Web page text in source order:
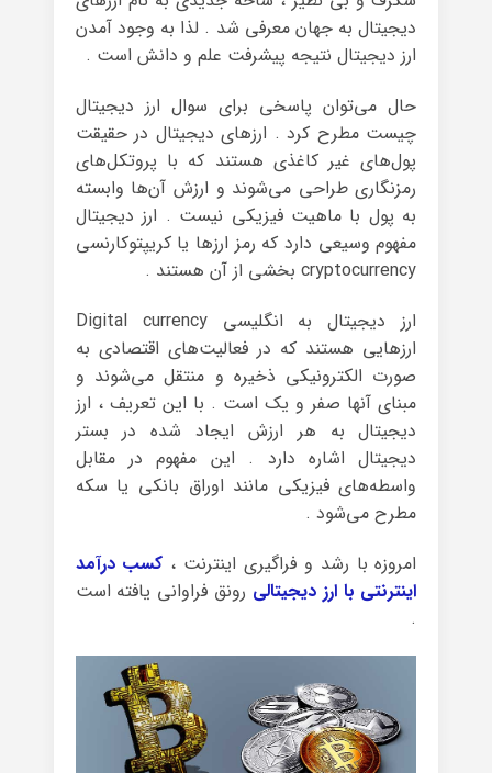
دیجیتال به جهان معرفی شد . لذا به وجود آمدن
ارز دیجیتال نتیجه پیشرفت علم و دانش است .
حال می‌توان پاسخی برای سوال ارز دیجیتال
چیست مطرح کرد . ارزهای دیجیتال در حقیقت
پول‌های غیر کاغذی هستند که با پروتکل‌های
رمزنگاری طراحی می‌شوند و ارزش آن‌ها وابسته
به پول با ماهیت فیزیکی نیست . ارز دیجیتال
مفهوم وسیعی دارد که رمز ارزها یا کریپتوکارنسی
cryptocurrency بخشی از آن هستند .
ارز دیجیتال به انگلیسی Digital currency
ارزهایی هستند که در فعالیت‌های اقتصادی به
صورت الکترونیکی ذخیره و منتقل می‌شوند و
مبنای آنها صفر و یک است . با این تعریف ، ارز
دیجیتال به هر ارزش ایجاد شده در بستر
دیجیتال اشاره دارد . این مفهوم در مقابل
واسطه‌های فیزیکی مانند اوراق بانکی یا سکه
مطرح می‌شود .
امروزه با رشد و فراگیری اینترنت ، کسب درآمد
اینترنتی با ارز دیجیتالی رونق فراوانی یافته است
.